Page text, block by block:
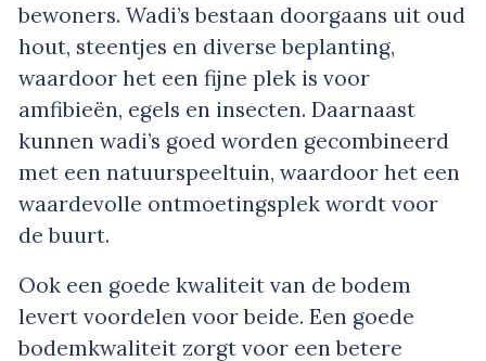
bewoners. Wadi’s bestaan doorgaans uit oud
hout, steentjes en diverse beplanting,
waardoor het een fijne plek is voor
amfibieën, egels en insecten. Daarnaast
kunnen wadi’s goed worden gecombineerd
met een natuurspeeltuin, waardoor het een
waardevolle ontmoetingsplek wordt voor
de buurt.
Ook een goede kwaliteit van de bodem
levert voordelen voor beide. Een goede
bodemkwaliteit zorgt voor een betere